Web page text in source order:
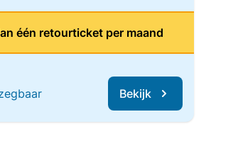
één retourticket per maand
Bekijk